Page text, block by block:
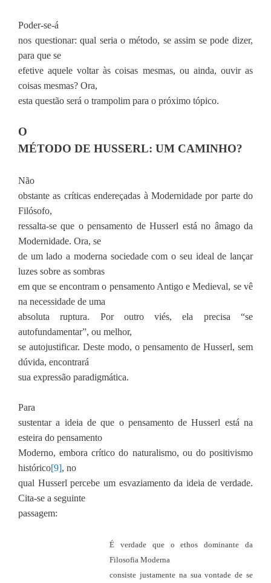
Poder-se-á
nos questionar: qual seria o método, se assim se pode dizer,
para que se
efetive aquele voltar às coisas mesmas, ou ainda, ouvir as
coisas mesmas? Ora,
esta questão será o trampolim para o próximo tópico.
O
MÉTODO DE HUSSERL: UM CAMINHO?
Não
obstante as críticas endereçadas à Modernidade por parte do
Filósofo,
ressalta-se que o pensamento de Husserl está no âmago da
Modernidade. Ora, se
de um lado a moderna sociedade com o seu ideal de lançar
luzes sobre as sombras
em que se encontram o pensamento Antigo e Medieval, se vê
na necessidade de uma
absoluta ruptura. Por outro viés, ela precisa “se
autofundamentar”, ou melhor,
se autojustificar. Deste modo, o pensamento de Husserl, sem
dúvida, encontrará
sua expressão paradigmática.
Para
sustentar a ideia de que o pensamento de Husserl está na
esteira do pensamento
Moderno, embora crítico do naturalismo, ou do positivismo
histórico[9], no
qual Husserl percebe um esvaziamento da ideia de verdade.
Cita-se a seguinte
passagem:
É verdade que o ethos dominante da
Filosofia Moderna
consiste justamente na sua vontade de se